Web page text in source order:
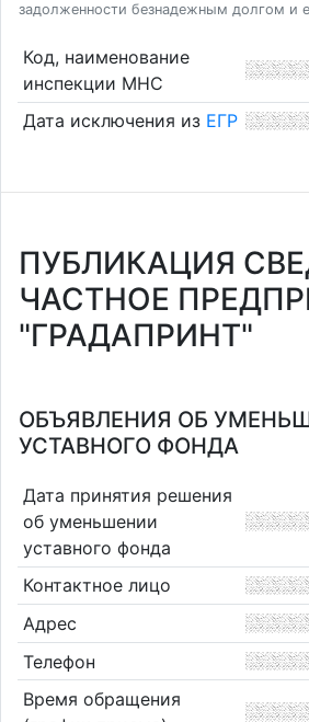
задолженности безнадежным долгом и
Код, наименование
инспекции МНС
Дата исключения из ЕГР
ПУБЛИКАЦИЯ
ЧАСТНОЕ
"ГРАДАПРИНТ"
ОБЪЯВЛЕНИЯ ОБ
УСТАВНОГО ФОНДА
Дата принятия решения
об уменьшении
уставного фонда
Контактное лицо
Адрес
Телефон
Время обращения